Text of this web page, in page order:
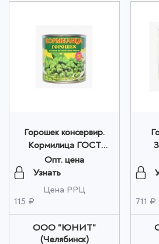
Горошек консервир.
Кормилица ГОСТ
425мл/272 гр. ж/б 1/12
Кубань, шт оптом
Опт. цена
Узнать
Цена РРЦ
115 ₽
ООО "ЮНИТ"
(Челябинск)
б 1/
711 ₽